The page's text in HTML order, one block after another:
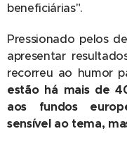
beneficiárias".
Pressionado pelos
apresentar
recorreu ao humor
estão há mais de
aos fundos
sensível ao tema,